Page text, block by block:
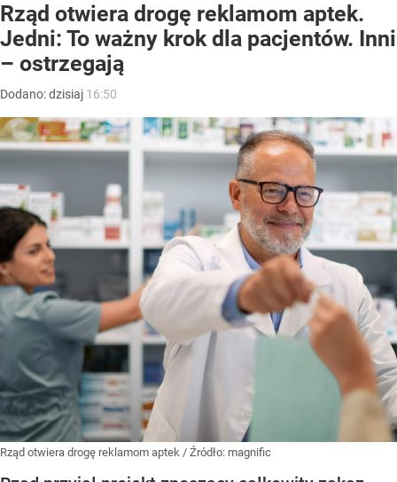
Rząd otwiera drogę reklamom aptek.
Jedni: To ważny krok dla pacjentów. Inni
– ostrzegają
Dodano:dzisiaj 16:50
Rząd otwiera drogę reklamom aptek / Źródło: magnific